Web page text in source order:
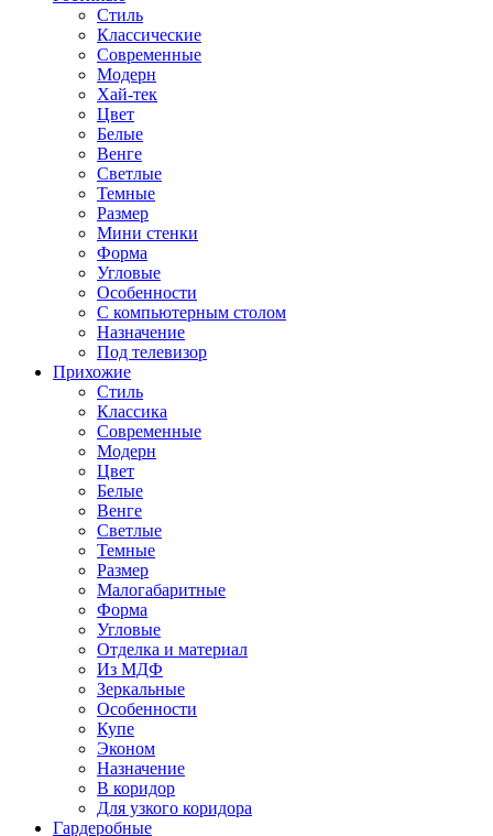
Стиль
Классические
Современные
Модерн
Хай-тек
Цвет
Белые
Венге
Светлые
Темные
Размер
Мини стенки
Форма
Угловые
Особенности
С компьютерным столом
Назначение
Под телевизор
Прихожие
Стиль
Классика
Современные
Модерн
Цвет
Белые
Венге
Светлые
Темные
Размер
Малогабаритные
Форма
Угловые
Отделка и материал
Из МДФ
Зеркальные
Особенности
Купе
Эконом
Назначение
В коридор
Для узкого коридора
Гардеробные